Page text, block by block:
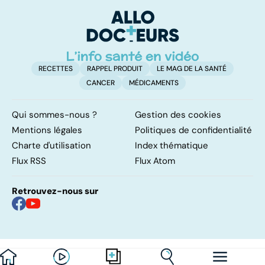
protéines ?
RECETTES RAPPEL PRODUIT
LE MAG DE LA SANTÉ
CANCER
MÉDICAMENTS
Qui sommes-nous ?
Gestion des cookies
Mentions légales
Politiques de confidentialité
Charte d'utilisation
Index thématique
Flux RSS
Flux Atom
Retrouvez-nous sur